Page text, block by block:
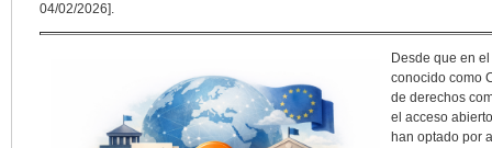
04/02/2026].
Desde que en
conocido como
de derechos
el acceso
han optado por